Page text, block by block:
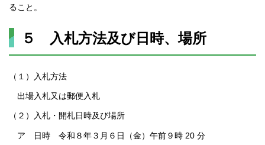
ること。
５ 入札方法及び日時、場所
（１）入札方法
出場入札又は郵便入札
（２）入札・開札日時及び場所
ア 日時 令和８年３月６日（金）午前９時 20 分